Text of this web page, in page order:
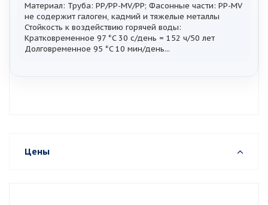
Материал: Труба: PP/PP-MV/PP; Фасонные части: PP-MV
не содержит галоген, кадмий и тяжелые металлы
Стойкость к воздействию горячей воды:
Кратковременное 97 °C 30 с/день = 152 ч/50 лет
Долговременное 95 °C 10 мин/день...
Цены